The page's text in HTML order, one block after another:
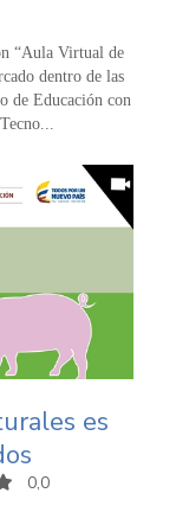
“Aula Virtual de
dentro de las
de Educación con
es
0,0